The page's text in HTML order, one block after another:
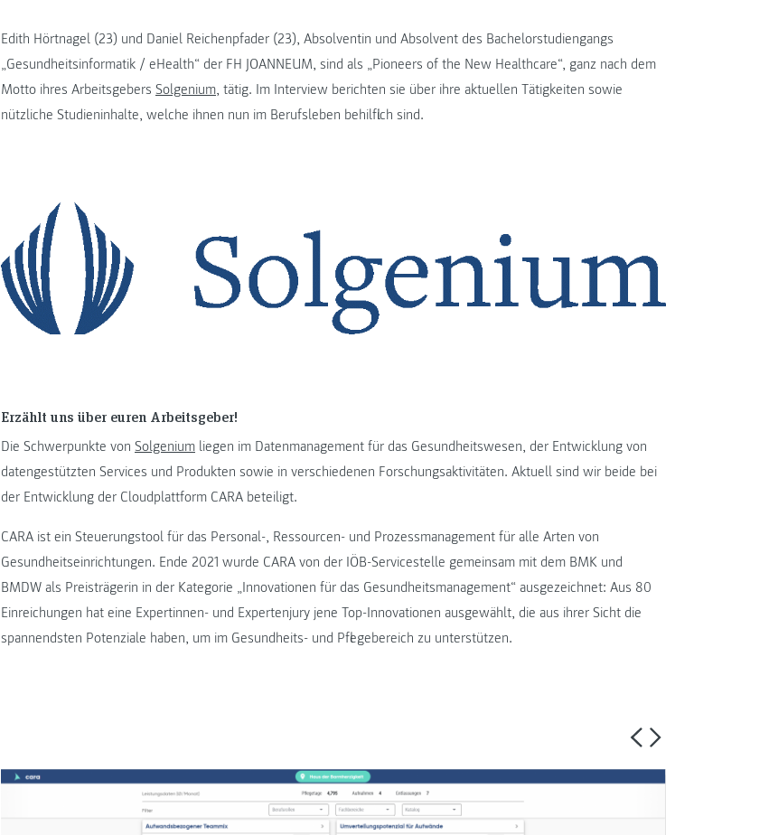
Edith Hörtnagel (23) und Daniel Reichenpfader (23), Absolventin und Absolvent des Bachelorstudiengangs
„Gesundheitsinformatik / eHealth“ der FH JOANNEUM, sind als „Pioneers of the New Healthcare“, ganz nach dem
Motto ihres Arbeitsgebers Solgenium, tätig. Im Interview berichten sie über ihre aktuellen Tätigkeiten sowie
nützliche Studieninhalte, welche ihnen nun im Berufsleben behilflich sind.
Erzählt uns über euren Arbeitsgeber!
Die Schwerpunkte von Solgenium liegen im Datenmanagement für das Gesundheitswesen, der Entwicklung von
datengestützten Services und Produkten sowie in verschiedenen Forschungsaktivitäten. Aktuell sind wir beide bei
der Entwicklung der Cloudplattform CARA beteiligt.
CARA ist ein Steuerungstool für das Personal-, Ressourcen- und Prozessmanagement für alle Arten von
Gesundheitseinrichtungen. Ende 2021 wurde CARA von der IÖB-Servicestelle gemeinsam mit dem BMK und
BMDW als Preisträgerin in der Kategorie „Innovationen für das Gesundheitsmanagement“ ausgezeichnet: Aus 80
Einreichungen hat eine Expertinnen- und Expertenjury jene Top-Innovationen ausgewählt, die aus ihrer Sicht die
spannendsten Potenziale haben, um im Gesundheits- und Pflegebereich zu unterstützen.